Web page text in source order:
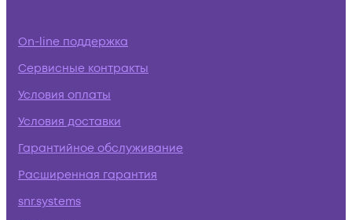
On-line поддержка
Сервисные контракты
Условия оплаты
Условия доставки
Гарантийное обслуживание
Расширенная гарантия
snr.systems